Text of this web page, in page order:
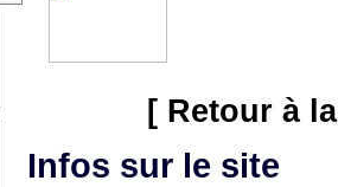
[ Retour à
Infos sur le site